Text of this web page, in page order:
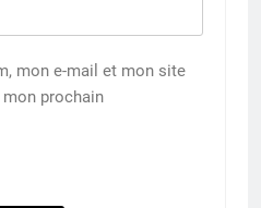
mon e-mail et mon site
prochain